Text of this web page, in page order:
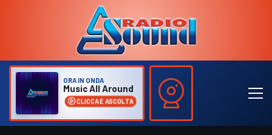
ORA IN ONDA
Music All Around
CLICCA E ASCOLTA